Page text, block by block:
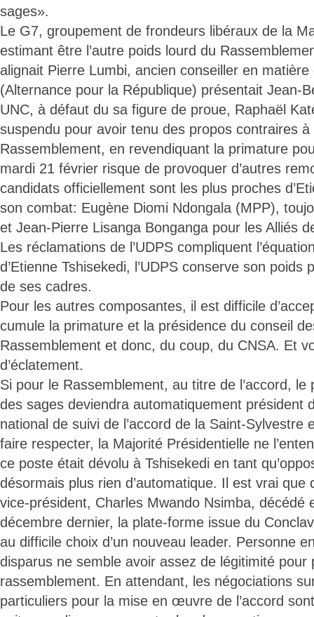
sages».
Le G7, groupement de frondeurs libéraux de la
estimant être l’autre poids lourd du
alignait Pierre Lumbi, ancien conseiller en matière
(Alternance pour la République) présentait Jean-
UNC, à défaut du sa figure de proue, Raphaël
suspendu pour avoir tenu des propos contraires à
Rassemblement, en revendiquant la primature
mardi 21 février risque de provoquer d’autres
candidats officiellement sont les plus proches
son combat: Eugène Diomi Ndongala (MPP),
et Jean-Pierre Lisanga Bonganga pour les Alliés
Les réclamations de l’UDPS compliquent
d’Etienne Tshisekedi, l’UDPS conserve son poids
de ses cadres.
Pour les autres composantes, il est difficile
cumule la primature et la présidence du conseil
Rassemblement et donc, du coup, du CNSA. Et
d’éclatement.
Si pour le Rassemblement, au titre de l’accord, le
des sages deviendra automatiquement président
national de suivi de l’accord de la Saint-Sylvestre
faire respecter, la Majorité Présidentielle ne
ce poste était dévolu à Tshisekedi en tant
désormais plus rien d’automatique. Il est vrai que
vice-président, Charles Mwando Nsimba, décédé
décembre dernier, la plate-forme issue du
au difficile choix d’un nouveau leader. Personne
disparus ne semble avoir assez de légitimité pour
rassemblement. En attendant, les négociations
particuliers pour la mise en œuvre de l’accord